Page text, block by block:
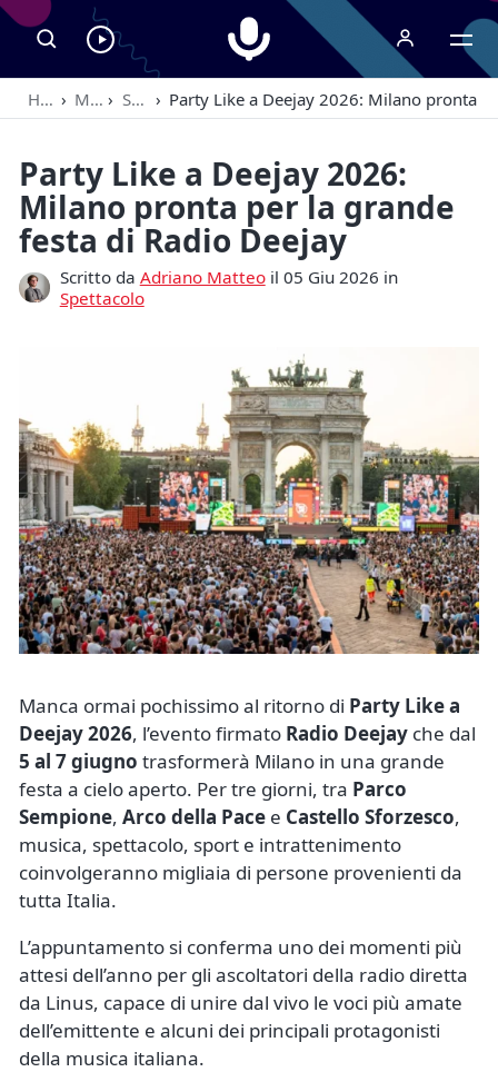
Ascolta
RadioSpeaker
in
Radiospeaker.it
Home › Magazine › Spettacolo › Party Like a Deejay 2026: Milano pronta
Party Like a Deejay 2026:
Milano pronta per la grande
festa di Radio Deejay
Scritto da Adriano Matteoil 05 Giu 2026 in
Spettacolo
Manca ormai pochissimo al ritorno di Party Like a
Deejay 2026, l’evento firmato Radio Deejay che dal
5 al 7 giugno trasformerà Milano in una grande
festa a cielo aperto. Per tre giorni, tra Parco
Sempione, Arco della Pace e Castello Sforzesco,
musica, spettacolo, sport e intrattenimento
coinvolgeranno migliaia di persone provenienti da
tutta Italia.
L’appuntamento si conferma uno dei momenti più
attesi dell’anno per gli ascoltatori della radio diretta
da Linus, capace di unire dal vivo le voci più amate
dell’emittente e alcuni dei principali protagonisti
della musica italiana.